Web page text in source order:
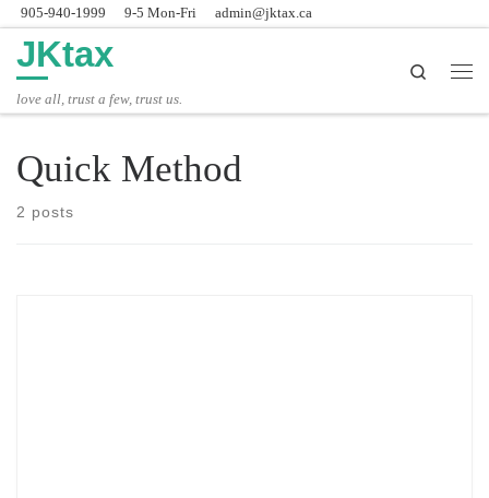
Skip to content
905-940-1999 9-5 Mon-Fri admin@jktax.ca
JKtax
love all, trust a few, trust us.
Search
Quick Method
2 posts